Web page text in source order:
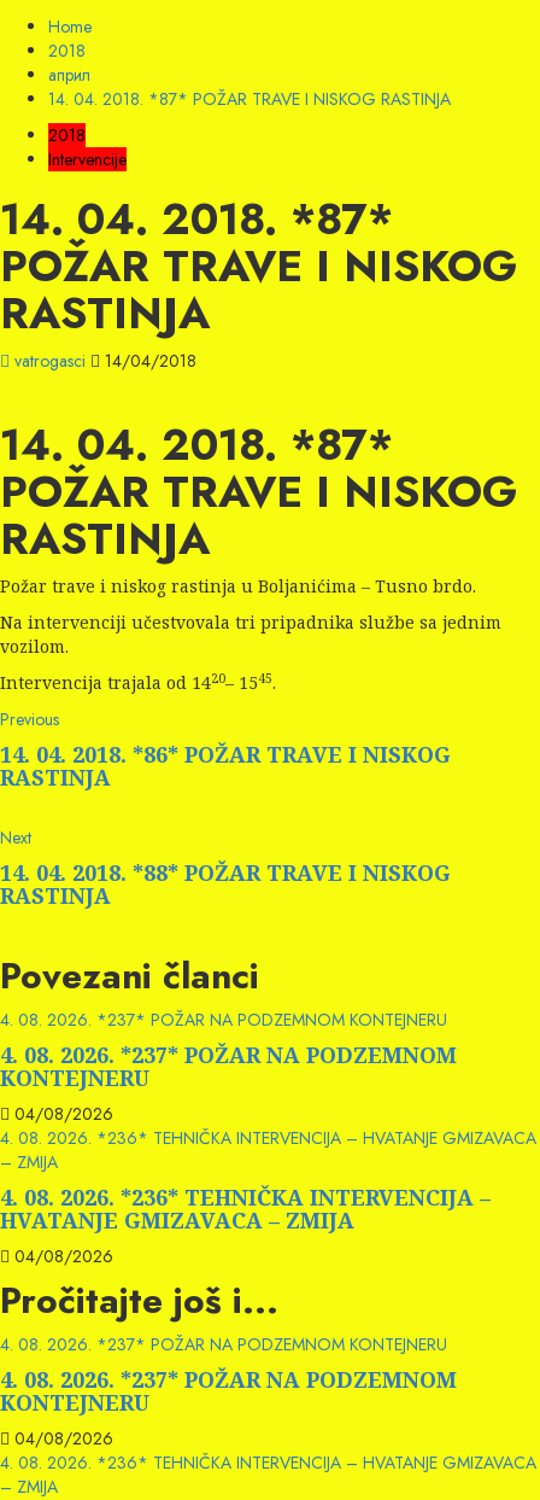
Home
2018
април
14. 04. 2018. *87* POŽAR TRAVE I NISKOG RASTINJA
2018
Intervencije
14. 04. 2018. *87*
POŽAR TRAVE I NISKOG
RASTINJA
vatrogasci 14/04/2018
14. 04. 2018. *87*
POŽAR TRAVE I NISKOG
RASTINJA
Požar trave i niskog rastinja u Boljanićima – Tusno brdo.
Na intervenciji učestvovala tri pripadnika službe sa jednim
vozilom.
Intervencija trajala od 1420– 1545.
Continue
Reading
PreviousPrevious
post:
14. 04. 2018. *86* POŽAR TRAVE I NISKOG
RASTINJA
NextNext
post:
14. 04. 2018. *88* POŽAR TRAVE I NISKOG
RASTINJA
Povezani članci
4. 08. 2026. *237* POŽAR NA PODZEMNOM KONTEJNERU
4. 08. 2026. *237* POŽAR NA PODZEMNOM
KONTEJNERU
04/08/2026
4. 08. 2026. *236* TEHNIČKA INTERVENCIJA – HVATANJE GMIZAVACA
– ZMIJA
4. 08. 2026. *236* TEHNIČKA INTERVENCIJA –
HVATANJE GMIZAVACA – ZMIJA
04/08/2026
Pročitajte još i...
4. 08. 2026. *237* POŽAR NA PODZEMNOM KONTEJNERU
4. 08. 2026. *237* POŽAR NA PODZEMNOM
KONTEJNERU
04/08/2026
4. 08. 2026. *236* TEHNIČKA INTERVENCIJA – HVATANJE GMIZAVACA
– ZMIJA